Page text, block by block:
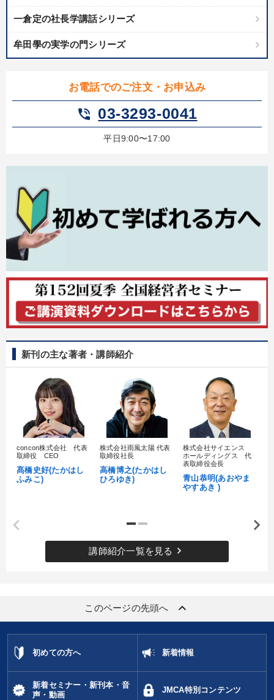
全国経営者セミナー収録物以外の経営教材（全762タイトル）からお探
しいただけます
カテゴリー
最新技術・トレンド 148回夏季大会
「利上げ時代の最新・銀行対策」＋「不動産市況予測」＋「市場
予測と株式投資」最新刊
タル版（音声／動画ストリーミング・ダウンロード）
【2月】音声・映像
2025年夏季全国経営者セミナー収録講演ＣＤ・講演ＤＶＤ・デジ
タル版（音声／動画ストリーミング・ダウンロード）
仕事のスキルと人間力を高める知恵を身につける
全国経営者セミナー収録〈売れ筋・人気〉音声＆動画20選
リーダーの魅力向上 財務・数字力の向上
社長の姿勢を学びたい 財務・数字力の向上
組織を強化したい 経営を改善したい
マネジメント 海外の成功事例
インフレ対策・値上げ モノづくり スポーツ関係
local_offer
一倉定の社長学講話シリーズ
牟田學の実学の門シリーズ
お電話でのご注文・お申込み
phone_in_talk 03-3293-0041
平日9:00〜17:00
新刊の主な著者・講師紹介
concon株式会社 代表
取締役 CEO
髙橋史好(たかはし
ふみこ)
株式会社雨風太陽 代表
取締役社長
高橋博之(たかはし
ひろゆき)
株式会社サイエンス
ホールディングス 代
表取締役会長
青山恭明(あおやま
やすあき )
講師紹介一覧を見る keyboard_arrow_right
このページの先頭へ keyboard_arrow_up
初めての方へ 新着情報
新着セミナー・新刊本・音
声・動画
JMCA特別コンテンツ